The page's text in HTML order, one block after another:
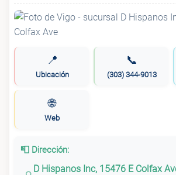
📍
Ubicación
📞
(303) 344-9013
🌐
Web
📮 Dirección:
D Hispanos Inc, 15476 E Colfax